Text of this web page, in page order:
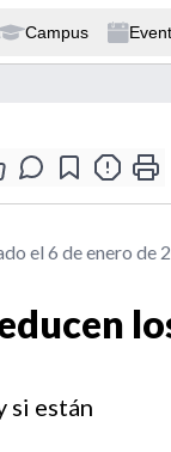
Campus
el 6 de enero de
si están